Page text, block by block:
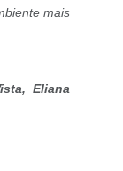
mais
Eliana